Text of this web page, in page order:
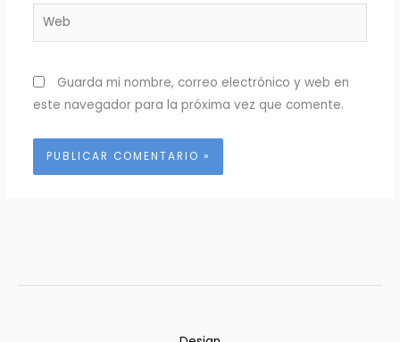
Web
Guarda mi nombre, correo electrónico y web en
este navegador para la próxima vez que comente.